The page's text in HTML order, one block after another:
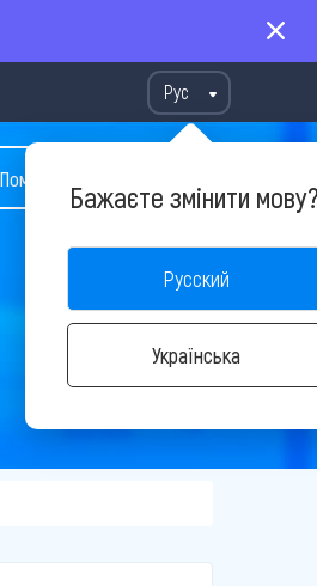
Рус
Бажаєте змінити
Русский
Українська
Помощь в подборе тура